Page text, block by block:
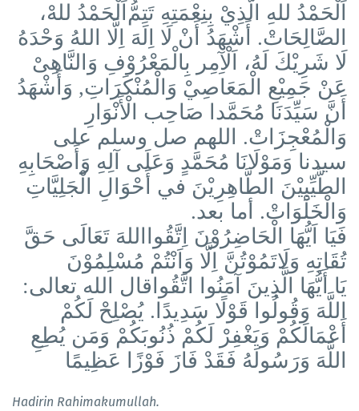
اَلْحَمْدُ للهْ، اَلْحَمْدُ للهِ الَّذِيْ بِنِعْمَتِهِ تَتِمُّ
الصَّالِحَاتْ. أَشْهَدُ أَنْ لَا اِلَهَ اِلَّا اللهُ وَحْدَهُ
لَا شَرِيْكَ لَهُ، اَلْآِمِر بِالْمَعْرُوْفِ وَالنَّاهِىْ
عَنْ جَمِيْعِ الْمَعَاصِيْ وَالْمُنْكَرَاتِ, وَأَشْهَدُ
أَنَّ سَيِّدَنَا مُحَمَّدا صَاحِب الْأَنْوَارِ
وَالْمُعْجِزَاتْ. اللهم صل وسلم على
سيدنا وَمَوْلَانَا مُحَمَّدٍ وَعَلَى آلِهِ وَأَصْحَابِهِ
الطَّيِّبِيْنَ الطَّاهِرِيْنَ في أَحْوَالِ الْجَلِيَّاتِ
وَالْخَلْوَاتْ. أما بعد.
فَيَا اَيُّهَا الْحَاضِرُوْنَ اِتَّقُوااللهَ تَعَالَى حَقَّ
تُقَاتِهِ وَلَاتَمُوْتُنَّ اِلَّا وَاَنْتُمْ مُسْلِمُوْنَ
قال الله تعالى: يَا أَيُّهَا الَّذِينَ آمَنُوا اتَّقُوا
اللَّهَ وَقُولُوا قَوْلًا سَدِيدًا. يُصْلِحْ لَكُمْ
أَعْمَالَكُمْ وَيَغْفِرْ لَكُمْ ذُنُوبَكُمْ وَمَن يُطِعِ
اللَّهَ وَرَسُولَهُ فَقَدْ فَازَ فَوْزًا عَظِيمًا
Hadirin Rahimakumullah.